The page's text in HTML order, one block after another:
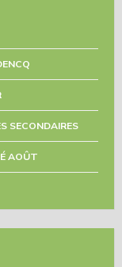
SECONDAIRES
AOÛT